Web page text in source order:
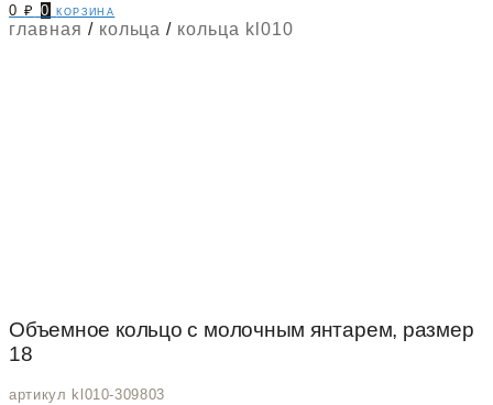
0₽ 0 корзина
главная / кольца / кольца kl010
Объемное кольцо с молочным янтарем, размер
18
артикул kl010-309803